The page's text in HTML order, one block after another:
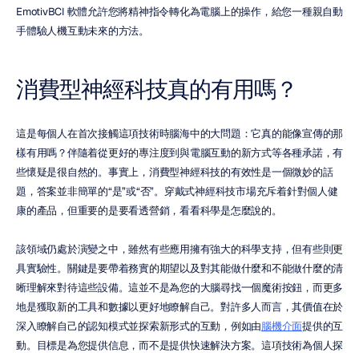
EmotivBCI 軟體允許您將精神指令轉化為電腦上的操作，給您一種親自動
手體驗人機互動未來的方法。
消費型神經科技真的有用嗎？
這是每個人在首次接觸這項技術時腦海中的大問題：它真的能像宣傳的那
樣有用嗎？伴隨着從更好的專注度到與電腦互動的新方式等各種承諾，有
些懷疑是很自然的。事實上，消費型神經科技的有效性是一個微妙的話
題，答案並非簡單的“是”或“否”。穿戴式神經科技市場充斥着針對個人健
康的產品，但重要的是要看透營銷，看看科學是怎麼說的。
該領域仍處於演變之中，雖然有些應用擁有強大的科學支持，但有些則更
具實驗性。關鍵是要帶着務實的期望以及對其能做什麼和不能做什麼的清
晰理解來對待這些設備。這並不是為您的大腦尋找一個魔術按鈕，而更多
地是獲取新的工具和數據以更好地瞭解自己。對許多人而言，其價值在於
深入瞭解自己的認知模式並探索新形式的互動，例如由腦機介面提供的互
動。目標是為您提供信息，而不是提供快速解決方案。這項技術為個人探